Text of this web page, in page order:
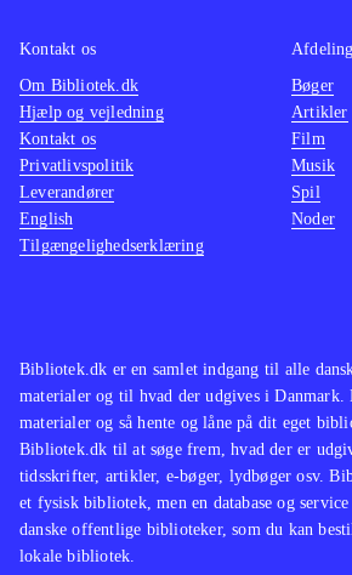
Bibliotek.dk er en samlet indgang til alle
materialer og til hvad der udgives i Danmark.
materialer og så hente og låne på dit eget
Bibliotek.dk til at søge frem, hvad der er
tidsskrifter, artikler, e-bøger, lydbøger osv.
et fysisk bibliotek, men en database og
danske offentlige biblioteker, som du kan
lokale bibliotek.
Kontakt os
Om Bibliotek.dk
Hjælp og vejledning
Kontakt os
Privatlivspolitik
Leverandører
English
Tilgængelighedserklæring
Bøger
Artikler
Film
Musik
Spil
Noder